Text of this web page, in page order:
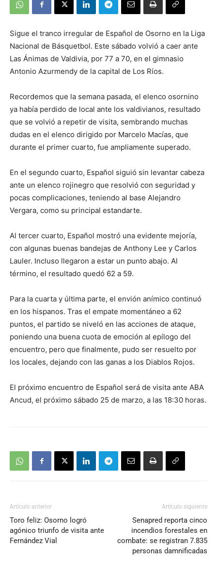
Sigue el tranco irregular de Español de Osorno en la Liga
Nacional de Básquetbol. Este sábado volvió a caer ante
Las Ánimas de Valdivia, por 77 a 70, en el gimnasio
Antonio Azurmendy de la capital de Los Ríos.
Recordemos que la semana pasada, el elenco osornino
ya había perdido de local ante los valdivianos, resultado
que se volvió a repetir de visita, sembrando muchas
dudas en el elenco dirigido por Marcelo Macías, que
durante el primer cuarto, fue ampliamente superado.
En el segundo cuarto, Español siguió sin levantar cabeza
ante un elenco rojinegro que resolvió con seguridad y
pocas complicaciones, teniendo al base Alejandro
Vergara, como su principal estandarte.
Al tercer cuarto, Español mostró una evidente mejoría,
con algunas buenas bandejas de Anthony Lee y Carlos
Lauler. Incluso llegaron a estar un punto abajo. Al
término, el resultado quedó 62 a 59.
Para la cuarta y última parte, el envión anímico continuó
en los hispanos. Tras el empate momentáneo a 62
puntos, el partido se niveló en las acciones de ataque,
poniendo una buena cuota de emoción al epílogo del
encuentro, pero que finalmente, pudo ser resuelto por
los locales, dejando con las ganas a los Diablos Rojos.
El próximo encuentro de Español será de visita ante ABA
Ancud, el próximo sábado 25 de marzo, a las 18:30 horas.
Artículo anterior
Toro feliz: Osorno logró
agónico triunfo de visita ante
Fernández Vial
Artículo siguiente
Senapred reporta cinco
incendios forestales en
combate: se registran 7.835
personas damnificadas